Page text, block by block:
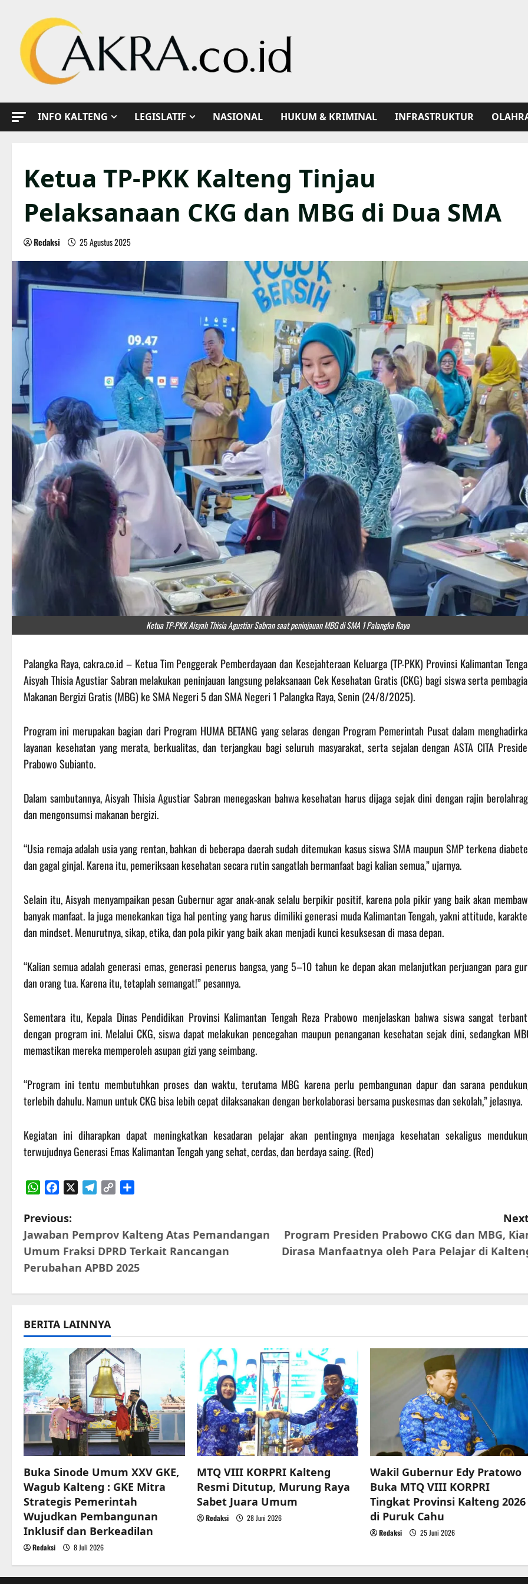
content
INFO KALTENG LEGISLATIF NASIONAL HUKUM & KRIMINAL INFRASTRUKTUR
Ketua TP-PKK Kalteng Tinjau
Pelaksanaan CKG dan MBG di Dua SMA
Redaksi 25 Agustus 2025
Ketua TP-PKK Aisyah Thisia Agustiar Sabran saat peninjauan MBG di SMA 1 Palangka Raya
Palangka Raya, cakra.co.id – Ketua Tim Penggerak Pemberdayaan dan Kesejahteraan Keluarga (TP-PKK) Provinsi Kalimantan
Aisyah Thisia Agustiar Sabran melakukan peninjauan langsung pelaksanaan Cek Kesehatan Gratis (CKG) bagi siswa serta
Makanan Bergizi Gratis (MBG) ke SMA Negeri 5 dan SMA Negeri 1 Palangka Raya, Senin (24/8/2025).
Program ini merupakan bagian dari Program HUMA BETANG yang selaras dengan Program Pemerintah Pusat dalam
layanan kesehatan yang merata, berkualitas, dan terjangkau bagi seluruh masyarakat, serta sejalan dengan ASTA CITA
Prabowo Subianto.
Dalam sambutannya, Aisyah Thisia Agustiar Sabran menegaskan bahwa kesehatan harus dijaga sejak dini dengan rajin
dan mengonsumsi makanan bergizi.
“Usia remaja adalah usia yang rentan, bahkan di beberapa daerah sudah ditemukan kasus siswa SMA maupun SMP terkena
dan gagal ginjal. Karena itu, pemeriksaan kesehatan secara rutin sangatlah bermanfaat bagi kalian semua,” ujarnya.
Selain itu, Aisyah menyampaikan pesan Gubernur agar anak-anak selalu berpikir positif, karena pola pikir yang baik akan
banyak manfaat. Ia juga menekankan tiga hal penting yang harus dimiliki generasi muda Kalimantan Tengah, yakni attitude,
dan mindset. Menurutnya, sikap, etika, dan pola pikir yang baik akan menjadi kunci kesuksesan di masa depan.
“Kalian semua adalah generasi emas, generasi penerus bangsa, yang 5–10 tahun ke depan akan melanjutkan perjuangan para
dan orang tua. Karena itu, tetaplah semangat!” pesannya.
Sementara itu, Kepala Dinas Pendidikan Provinsi Kalimantan Tengah Reza Prabowo menjelaskan bahwa siswa sangat
dengan program ini. Melalui CKG, siswa dapat melakukan pencegahan maupun penanganan kesehatan sejak dini, sedangkan
memastikan mereka memperoleh asupan gizi yang seimbang.
“Program ini tentu membutuhkan proses dan waktu, terutama MBG karena perlu pembangunan dapur dan sarana
terlebih dahulu. Namun untuk CKG bisa lebih cepat dilaksanakan dengan berkolaborasi bersama puskesmas dan sekolah,” jelasnya.
Kegiatan ini diharapkan dapat meningkatkan kesadaran pelajar akan pentingnya menjaga kesehatan sekaligus
terwujudnya Generasi Emas Kalimantan Tengah yang sehat, cerdas, dan berdaya saing. (Red)
P
o
s
t
n
a
v
i
g
a
t
i
o
n
Previous:
Jawaban Pemprov Kalteng Atas Pemandangan
Umum Fraksi DPRD Terkait Rancangan
Perubahan APBD 2025
Program Presiden Prabowo CKG dan MBG,
Dirasa Manfaatnya oleh Para Pelajar di
BERITA LAINNYA
Buka Sinode Umum XXV GKE,
Wagub Kalteng : GKE Mitra
Strategis Pemerintah
Wujudkan Pembangunan
Inklusif dan Berkeadilan
Redaksi 8 Juli 2026
MTQ VIII KORPRI Kalteng
Resmi Ditutup, Murung Raya
Sabet Juara Umum
Redaksi 28 Juni 2026
Wakil Gubernur Edy Pratowo
Buka MTQ VIII KORPRI
Tingkat Provinsi Kalteng 2026
di Puruk Cahu
Redaksi 25 Juni 2026